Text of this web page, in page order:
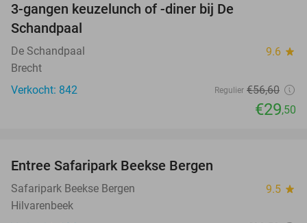
3-gangen keuzelunch of -diner bij De
Schandpaal
De Schandpaal 9.6 star
Brecht
Verkocht: 842
Regulier €56,60
€29,50
TODAY
Entree Safaripark Beekse Bergen
Safaripark Beekse Bergen 9.5 star
Hilvarenbeek